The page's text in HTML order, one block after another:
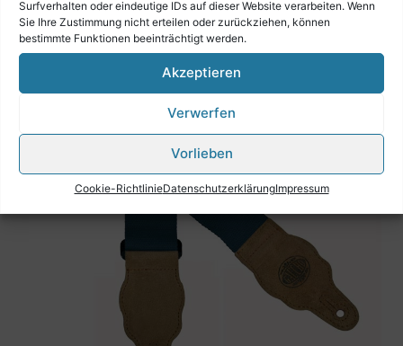
Surfverhalten oder eindeutige IDs auf dieser Website verarbeiten. Wenn
Sie Ihre Zustimmung nicht erteilen oder zurückziehen, können
bestimmte Funktionen beeinträchtigt werden.
Akzeptieren
Verwerfen
Vorlieben
Cookie-RichtlinieDatenschutzerklärungImpressum